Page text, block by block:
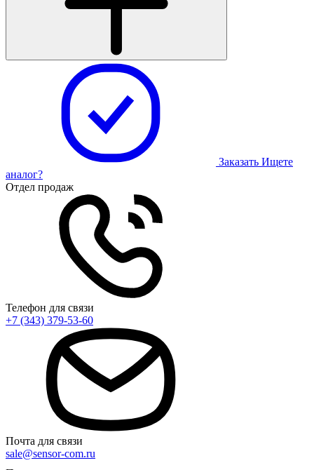
Заказать Ищете
аналог?
Отдел продаж
Телефон для связи
+7 (343) 379-53-60
Почта для связи
sale@sensor-com.ru